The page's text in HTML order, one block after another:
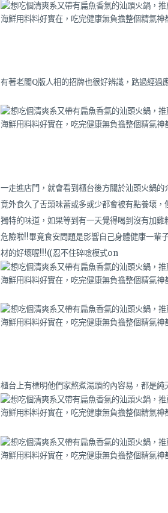
有著老闆Q版人相的招牌也很好辨識，路過經過
一走進店門，就會看到櫃台後方關於汕頭火鍋
竟外食久了舌頭味蕾或多或少都會被有點養壞
獨特的味道，如果等到有一天覺得喝到沒有加
危險啦!!畢竟食安問題是影響自己身體健康一輩
材的好壞喔!!!((忍不住碎唸模式on
櫃台上有標明他們家熬煮湯頭的內容易，都是